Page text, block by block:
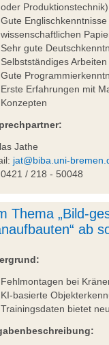
oder Produktionstechnik)
Gute
wissenschaftlichen
Sehr gute
Selbstständiges
Gute
Erste Erfahrungen mit
Konzepten
Jathe
jat@biba.uni-
/ 218 - 50048
Thema „Bild-
ab
Fehlmontagen bei
KI-basierte
Trainingsdaten bietet